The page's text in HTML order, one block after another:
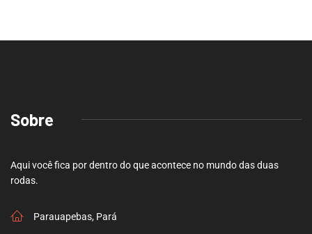
Sobre
Aqui você fica por dentro do que acontece no mundo das duas
rodas.
Parauapebas, Pará